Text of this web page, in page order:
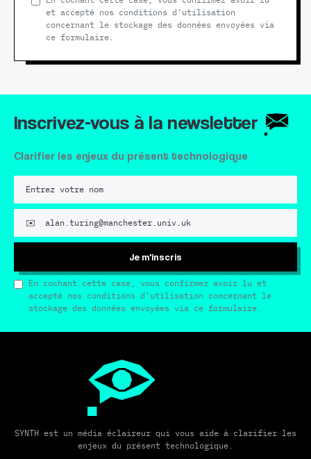
et accepté nos conditions d’utilisation
concernant le stockage des données envoyées via
ce formulaire.
Inscrivez-vous à la newsletter
Clarifier les enjeux du présent technologique
Je m'inscris
En cochant cette case, vous confirmez avoir lu et
accepté nos conditions d’utilisation concernant le
stockage des données envoyées via ce formulaire.
SYNTH est un média éclaireur qui vous aide à clarifier les
enjeux du présent technologique.